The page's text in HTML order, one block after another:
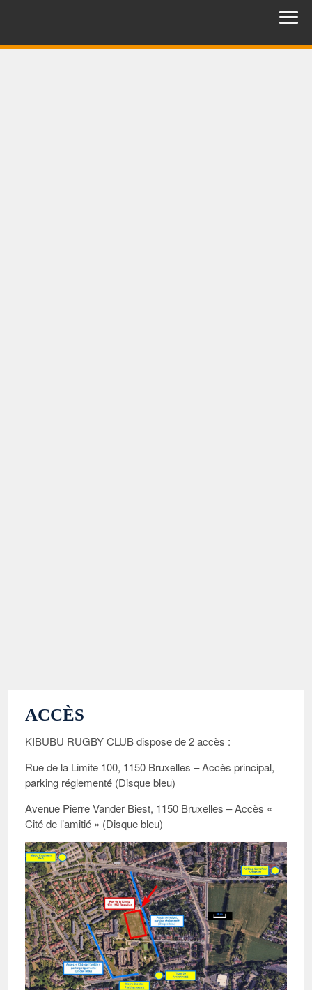
ACCÈS
KIBUBU RUGBY CLUB dispose de 2 accès :
Rue de la Limite 100, 1150 Bruxelles – Accès principal,
parking réglementé (Disque bleu)
Avenue Pierre Vander Biest, 1150 Bruxelles – Accès «
Cité de l’amitié » (Disque bleu)